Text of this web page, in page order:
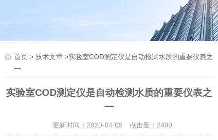
首页> 技术文章>实验室COD测定仪是自动检测水质的重要仪表之
一
实验室COD测定仪是自动检测水质的重要仪表之
一
更新时间：2020-04-09 点击量： 2400